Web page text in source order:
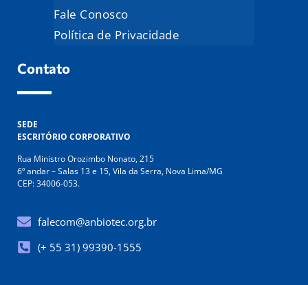
Fale Conosco
Política de Privacidade
Contato
SEDE
ESCRITÓRIO CORPORATIVO
Rua Ministro Orozimbo Nonato, 215
6º andar – Salas 13 e 15, Vila da Serra, Nova Lima/MG
CEP: 34006-053.
falecom@anbiotec.org.br
(+ 55 31) 99390-1555